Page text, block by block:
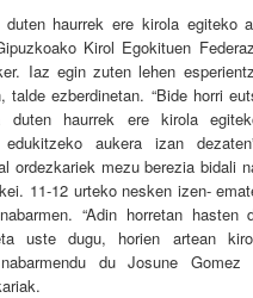
haurrek ere kirola egiteko
Kirol Egokituen
Iaz egin zuten lehen
talde ezberdinetan. “Bide horri
duten haurrek ere kirola
edukitzeko aukera izan
ordezkariek mezu berezia bidali
11-12 urteko nesken izen-
“Adin horretan hasten
uste dugu, horien artean
du Josune